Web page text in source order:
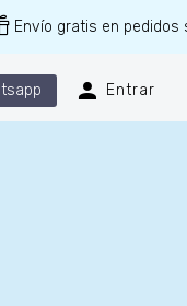
Envío gratis en
Entrar